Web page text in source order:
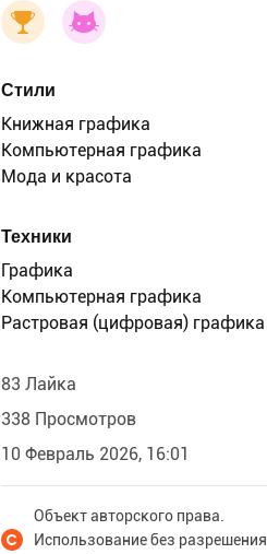
Стили
Книжная графика
Компьютерная графика
Мода и красота
Техники
Графика
Компьютерная графика
Растровая (цифровая) графика
83 Лайка
338 Просмотров
10 Февраль 2026, 16:01
Объект авторского права.
Использование без разрешения